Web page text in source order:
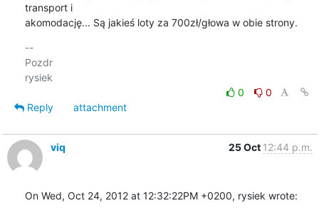
transport i
akomodację... Są jakieś loty za 700zł/głowa w obie strony.
--
Pozdr
0
0
Reply
attachment
viq 25 Oct 12:44 p.m.
On Wed, Oct 24, 2012 at 12:32:22PM +0200, rysiek wrote: